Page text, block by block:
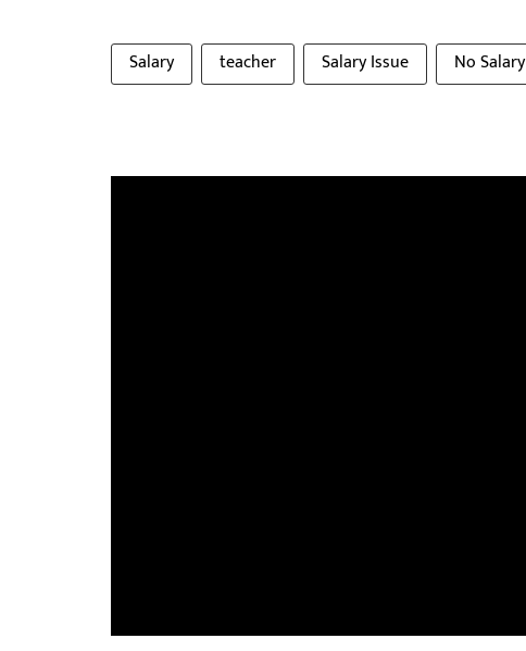
Salary teacher Salary Issue No Salary